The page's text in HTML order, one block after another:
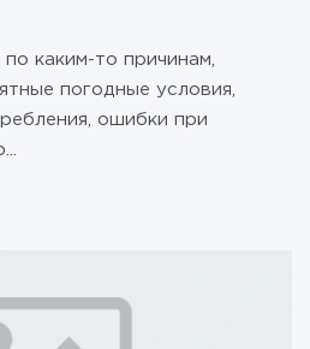
каким-то причинам,
погодные условия,
ошибки при